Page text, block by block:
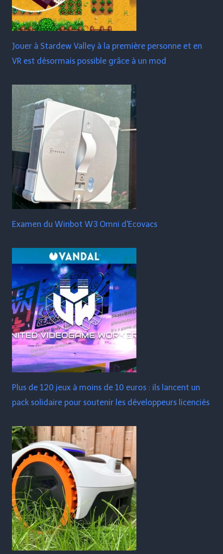
Jouer à Stardew Valley à la première personne et en
VR est désormais possible grâce à un mod
Examen du Winbot W3 Omni d'Ecovacs
Plus de 120 jeux à moins de 10 euros : ils lancent un
pack solidaire pour soutenir les développeurs licenciés